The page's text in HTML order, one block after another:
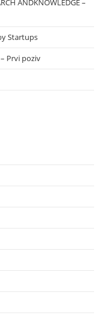
ANDKNOWLEDGE –
Startups
– Prvi poziv